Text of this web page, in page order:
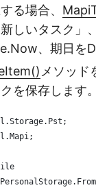
る場合、
しいタスク」
、期日を
メソッド
を保存します。